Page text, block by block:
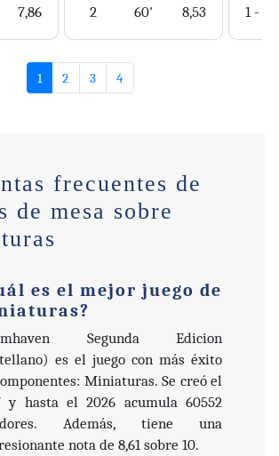
7,86
2
60'
8,53
1 - 6
1 2 3 4
frecuentes de
de mesa sobre
es el mejor juego de
Segunda Edicion
es el juego con más éxito
Miniaturas. Se creó el
y hasta el 2026 acumula 60552
Además, tiene una
nota de 8,61 sobre 10.